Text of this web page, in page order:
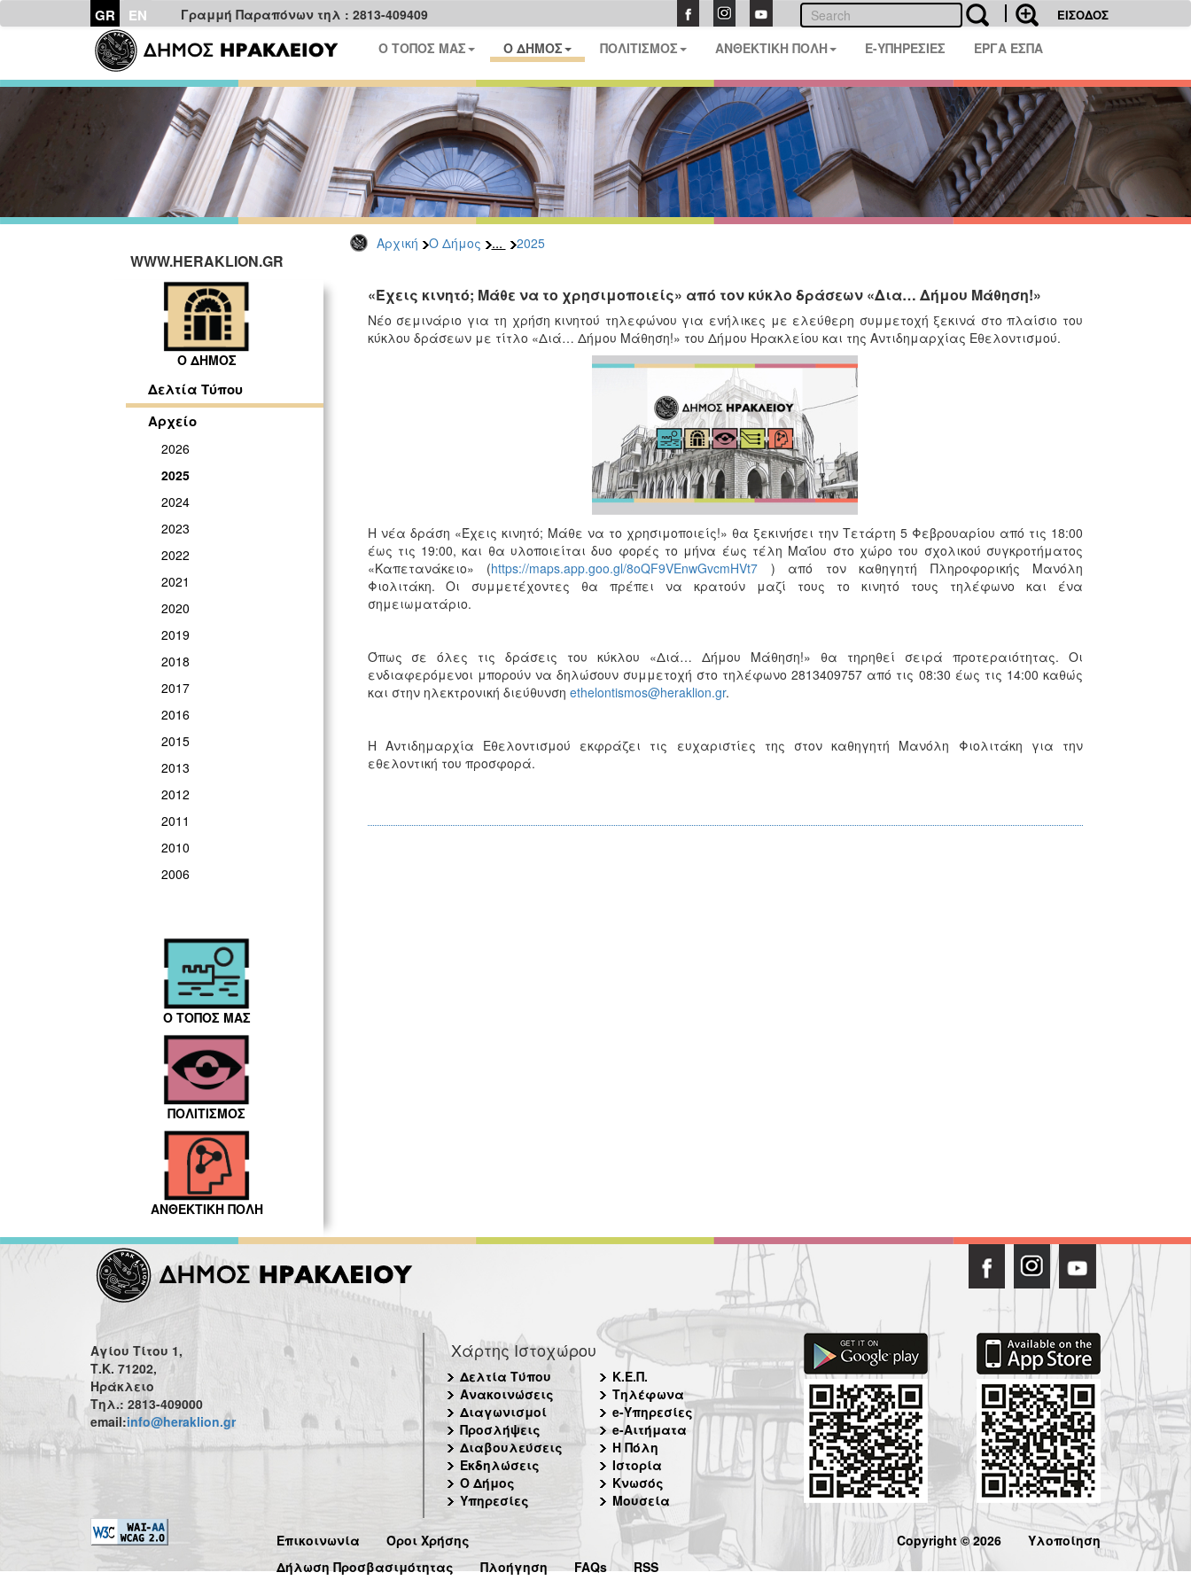
GR EN Γραμμή Παραπόνων τηλ : 2813-409409 ΕΙΣΟΔΟΣ
Ο ΤΟΠΟΣ ΜΑΣ Ο ΔΗΜΟΣ ΠΟΛΙΤΙΣΜΟΣ ΑΝΘΕΚΤΙΚΗ ΠΟΛΗ E-ΥΠΗΡΕΣΙΕΣ ΕΡΓΑ ΕΣΠΑ
Αρχική Ο Δήμος ... 2025
WWW.HERAKLION.GR
Ο ΔΗΜΟΣ
Δελτία Τύπου
Αρχείο
2026
2025
2024
2023
2022
2021
2020
2019
2018
2017
2016
2015
2013
2012
2011
2010
2006
Ο ΤΟΠΟΣ ΜΑΣ
ΠΟΛΙΤΙΣΜΟΣ
ΑΝΘΕΚΤΙΚΗ ΠΟΛΗ
«Έχεις κινητό; Μάθε να το χρησιμοποιείς» από τον κύκλο δράσεων «Δια… Δήμου Μάθηση!»
Νέο σεμινάριο για τη χρήση κινητού τηλεφώνου για ενήλικες με ελεύθερη συμμετοχή ξεκινά στο πλαίσιο του
κύκλου δράσεων με τίτλο «Διά… Δήμου Μάθηση!» του Δήμου Ηρακλείου και της Αντιδημαρχίας Εθελοντισμού.
Η νέα δράση «Έχεις κινητό; Μάθε να το χρησιμοποιείς!» θα ξεκινήσει την Τετάρτη 5 Φεβρουαρίου από τις 18:00
έως τις 19:00, και θα υλοποιείται δυο φορές το μήνα έως τέλη Μαΐου στο χώρο του σχολικού συγκροτήματος
«Καπετανάκειο» (https://maps.app.goo.gl/8oQF9VEnwGvcmHVt7 ) από τον καθηγητή Πληροφορικής Μανόλη
Φιολιτάκη. Οι συμμετέχοντες θα πρέπει να κρατούν μαζί τους το κινητό τους τηλέφωνο και ένα
σημειωματάριο.
Όπως σε όλες τις δράσεις του κύκλου «Διά… Δήμου Μάθηση!» θα τηρηθεί σειρά προτεραιότητας. Οι
ενδιαφερόμενοι μπορούν να δηλώσουν συμμετοχή στο τηλέφωνο 2813409757 από τις 08:30 έως τις 14:00 καθώς
και στην ηλεκτρονική διεύθυνση ethelontismos@heraklion.gr.
Η Αντιδημαρχία Εθελοντισμού εκφράζει τις ευχαριστίες της στον καθηγητή Μανόλη Φιολιτάκη για την
εθελοντική του προσφορά.
Αγίου Τίτου 1,
Τ.Κ. 71202,
Ηράκλειο
Τηλ.: 2813-409000
email:info@heraklion.gr
Χάρτης Ιστοχώρου
Δελτία Τύπου
Ανακοινώσεις
Διαγωνισμοί
Προσλήψεις
Διαβουλεύσεις
Εκδηλώσεις
Ο Δήμος
Υπηρεσίες
Κ.Ε.Π.
Τηλέφωνα
e-Υπηρεσίες
e-Αιτήματα
Η Πόλη
Ιστορία
Κνωσός
Μουσεία
Επικοινωνία
Όροι Χρήσης
Δήλωση Προσβασιμότητας
Πλοήγηση FAQs RSS
Copyright © 2026 Υλοποίηση